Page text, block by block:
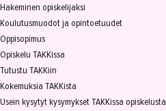
Hakeminen opiskelijaksi
Koulutusmuodot ja opintoetuudet
Oppisopimus
Opiskelu TAKKissa
Tutustu TAKKiin
Kokemuksia TAKKista
Usein kysytyt kysymykset TAKKissa opiskelusta